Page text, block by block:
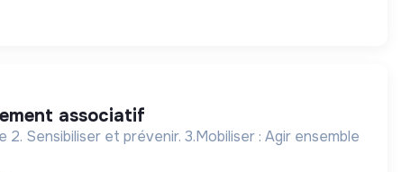
associatif
Sensibiliser et prévenir. 3.Mobiliser : Agir ensemble